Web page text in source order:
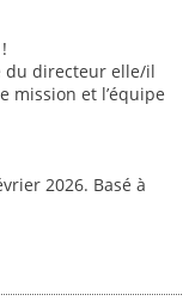
du directeur elle/il
mission et l’équipe
2026. Basé à